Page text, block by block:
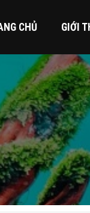
CHỦ GIỚI